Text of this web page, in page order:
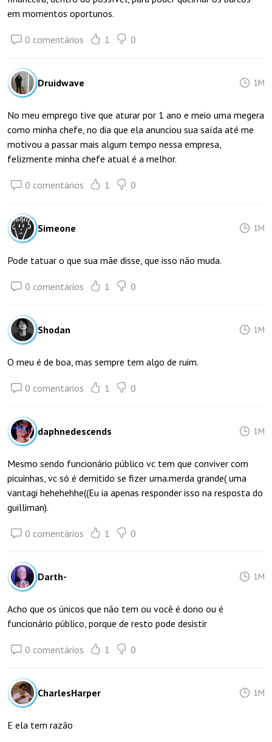
em momentos oportunos.
0 comentários 1 0
Druidwave 1M
No meu emprego tive que aturar por 1 ano e meio uma megera
como minha chefe, no dia que ela anunciou sua saída até me
motivou a passar mais algum tempo nessa empresa,
felizmente minha chefe atual é a melhor.
0 comentários 1 0
Simeone 1M
Pode tatuar o que sua mãe disse, que isso não muda.
0 comentários 1 0
Shodan 1M
O meu é de boa, mas sempre tem algo de ruim.
0 comentários 1 0
daphnedescends 1M
Mesmo sendo funcionário público vc tem que conviver com
picuinhas, vc só é demitido se fizer uma.merda grande( uma
vantagi hehehehhe((Eu ia apenas responder isso na resposta do
guilliman).
0 comentários 1 0
Darth- 1M
Acho que os únicos que não tem ou você é dono ou é
funcionário público, porque de resto pode desistir
0 comentários 1 0
CharlesHarper 1M
E ela tem razão